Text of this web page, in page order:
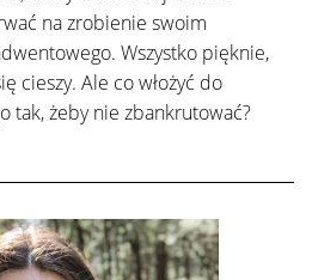
na zrobienie swoim
Wszystko pięknie,
cieszy. Ale co włożyć do
tak, żeby nie zbankrutować?